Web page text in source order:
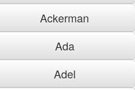
Ackerman
Ada
Adel